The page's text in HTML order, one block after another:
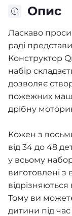
Опис
Ласкаво
раді
Конструктор
набір
дозволяє
пожежних
дрібну
Кожен з
від 34 до 48
у всьому
виготовлені з
Тому ви
дитини під